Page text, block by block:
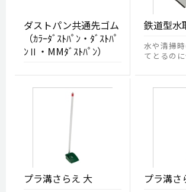
ダストパン共通先ゴム
（ｶﾗｰﾀﾞｽﾄﾊﾟﾝ・ﾀﾞｽﾄﾊﾟ
ﾝⅡ・MMﾀﾞｽﾄﾊﾟﾝ）
鉄道型水
水や清掃
てとるの
プラ溝さらえ 大 プラ溝さ